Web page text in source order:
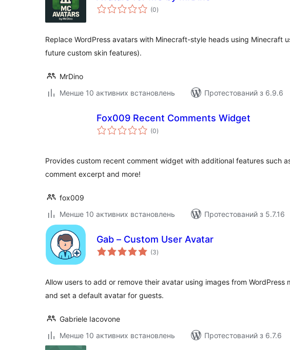
(0загальний
рейтинг
)
Replace WordPress avatars with Minecraft-style heads using Minecraft
future custom skin features).
MrDino
Менше 10 активних встановлень
Протестований з 6.9.6
Fox009 Recent Comments Widget
(0загальний
рейтинг
)
Provides custom recent comment widget with additional features such
comment excerpt and more!
fox009
Менше 10 активних встановлень
Протестований з 5.7.16
Gab – Custom User Avatar
(3загальний
рейтинг
)
Allow users to add or remove their avatar using images from WordPress
and set a default avatar for guests.
Gabriele Iacovone
Менше 10 активних встановлень
Протестований з 6.7.6